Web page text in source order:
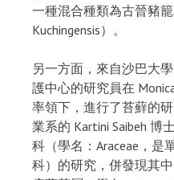
一種混合種類為古晉豬
Kuchingensis）。
另一方面，來自沙巴大
護中心的研究員在
率領下，進行了苔蘚的
業系的 Kartini Saibeh 博
科（學名：Araceae，是
科）的研究，併發現其